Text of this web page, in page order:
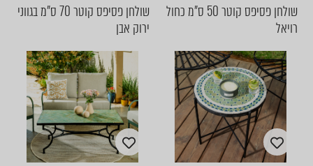
שולחן פסיפס קוטר 50 ס"מ כחול
רויאל
שולחן פסיפס קוטר 70 ס"מ בגווני
ירוק אבן